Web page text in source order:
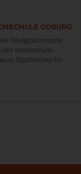
COBURG
Designkonzepte:
der Hochschule
Stadtmöbel für